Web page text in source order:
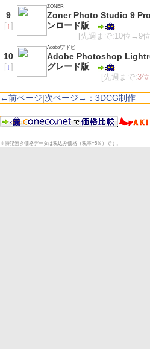
9
[↑]
ZONER
Zoner Photo Studio 9
ンロード版
[先週まで:10位→9
10
[↓]
Adobe/アドビ
Adobe Photoshop
グレード版
[先週まで:3位
←前ページ|次ページ→：3DCG制作
※特記無き価格データは税込み価格（税率=5％）です。